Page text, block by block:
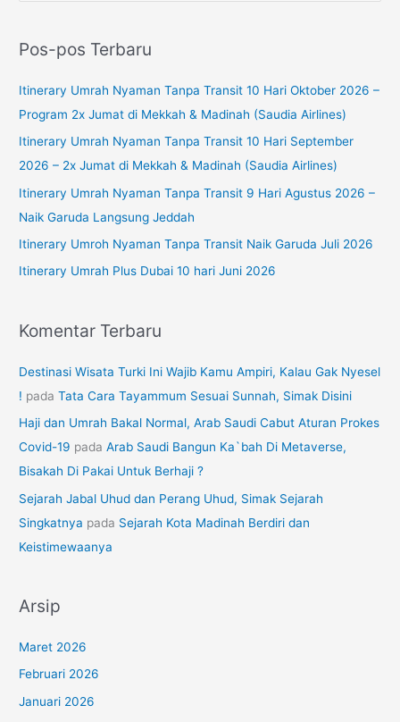
i
:
Pos-pos Terbaru
Itinerary Umrah Nyaman Tanpa Transit 10 Hari Oktober 2026 –
Program 2x Jumat di Mekkah & Madinah (Saudia Airlines)
Itinerary Umrah Nyaman Tanpa Transit 10 Hari September
2026 – 2x Jumat di Mekkah & Madinah (Saudia Airlines)
Itinerary Umrah Nyaman Tanpa Transit 9 Hari Agustus 2026 –
Naik Garuda Langsung Jeddah
Itinerary Umroh Nyaman Tanpa Transit Naik Garuda Juli 2026
Itinerary Umrah Plus Dubai 10 hari Juni 2026
Komentar Terbaru
Destinasi Wisata Turki Ini Wajib Kamu Ampiri, Kalau Gak Nyesel
! padaTata Cara Tayammum Sesuai Sunnah, Simak Disini
Haji dan Umrah Bakal Normal, Arab Saudi Cabut Aturan Prokes
Covid-19 padaArab Saudi Bangun Ka`bah Di Metaverse,
Bisakah Di Pakai Untuk Berhaji ?
Sejarah Jabal Uhud dan Perang Uhud, Simak Sejarah
Singkatnya pada Sejarah Kota Madinah Berdiri dan
Keistimewaanya
Arsip
Maret 2026
Februari 2026
Januari 2026